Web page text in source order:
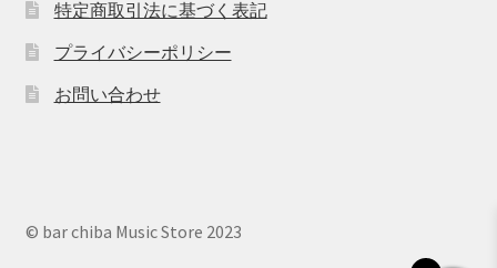
特定商取引法に基づく表記
プライバシーポリシー
お問い合わせ
© bar chiba Music Store 2023